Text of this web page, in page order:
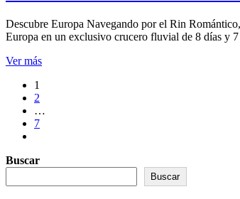
Descubre Europa Navegando por el Rin
Europa en un exclusivo crucero fluvial de 8 días y
Ver más
Paginación
entradas
1
2
…
7
Buscar
Buscar